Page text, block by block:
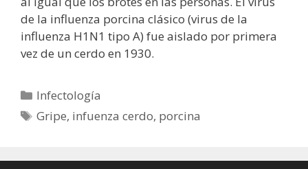
de la influenza porcina clásico (virus de la
influenza H1N1 tipo A) fue aislado por primera
vez de un cerdo en 1930.
Categorías
Infectología
Etiquetas
Gripe, infuenza cerdo, porcina